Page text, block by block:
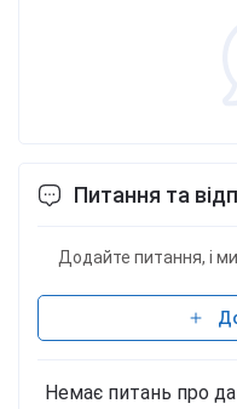
Питання та
Додайте питання, і
Немає питань про